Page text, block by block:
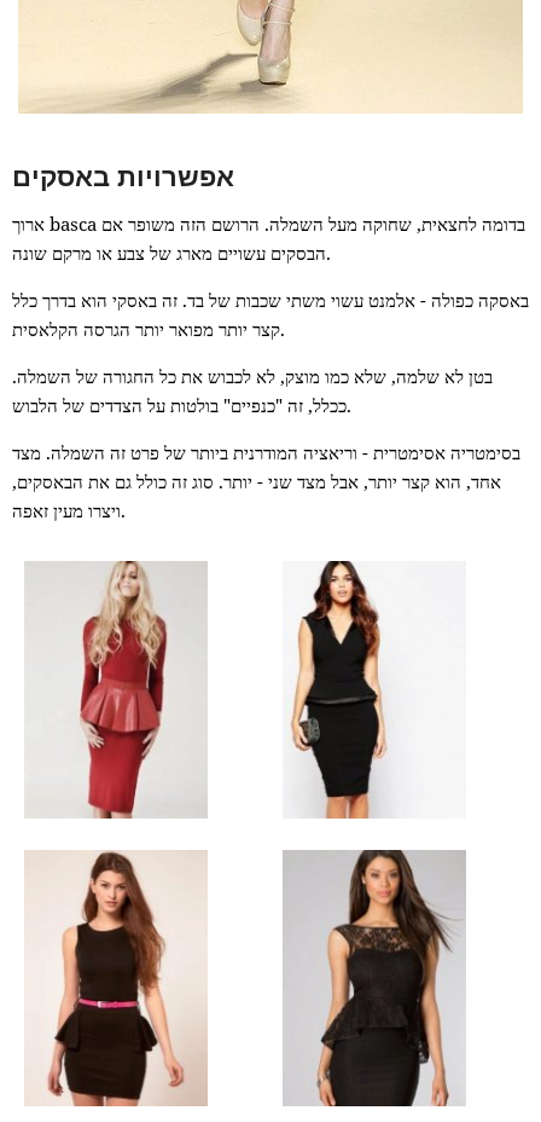
אפשרויות באסקים
ארוך basca
הבסקים עשויים מארג של צבע או מרקם שונה.
באסקה כפולה - אלמנט עשוי משתי שכבות של בד. זה באסקי הוא בדרך כלל
קצר יותר מפואר יותר הגרסה הקלאסית.
בטן לא שלמה, שלא כמו מוצק, לא לכבוש את כל החגורה של השמלה.
ככלל, זה "כנפיים" בולטות על הצדדים של הלבוש.
בסימטריה אסימטרית - וריאציה המודרנית ביותר של פרט זה השמלה. מצד
אחד, הוא קצר יותר, אבל מצד שני - יותר. סוג זה כולל גם את הבאסקים,
ויצרו מעין זאפה.